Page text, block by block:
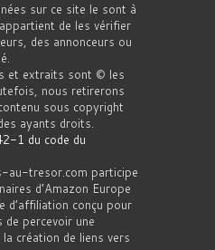
sur ce site le sont à
de les vérifier
des annonceurs ou
et extraits sont © les
nous retirerons
sous copyright
ayants droits.
1 du code du
au-tresor.com participe
d’Amazon Europe
d’affiliation conçu pour
percevoir une
création de liens vers